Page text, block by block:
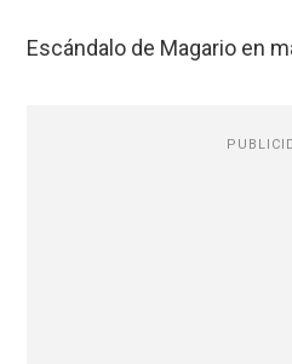
Escándalo de Magario en